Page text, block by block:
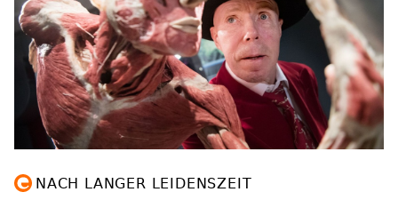
NACH LANGER LEIDENSZEIT